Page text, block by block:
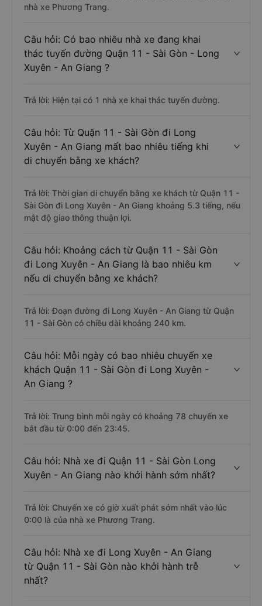
nhà xe Phương Trang.
Câu hỏi: Có bao nhiêu nhà xe đang khai
thác tuyến đường Quận 11 - Sài Gòn - Long
Xuyên - An Giang ?
Trả lời: Hiện tại có 1 nhà xe khai thác tuyến đường.
Câu hỏi: Từ Quận 11 - Sài Gòn đi Long
Xuyên - An Giang mất bao nhiêu tiếng khi
di chuyển bằng xe khách?
Trả lời: Thời gian di chuyển bằng xe khách từ Quận 11 -
Sài Gòn đi Long Xuyên - An Giang khoảng 5.3 tiếng, nếu
mật độ giao thông thuận lợi.
Câu hỏi: Khoảng cách từ Quận 11 - Sài Gòn
đi Long Xuyên - An Giang là bao nhiêu km
nếu di chuyển bằng xe khách?
Trả lời: Đoạn đường đi Long Xuyên - An Giang từ Quận
11 - Sài Gòn có chiều dài khoảng 240 km.
Câu hỏi: Mỗi ngày có bao nhiêu chuyến xe
khách Quận 11 - Sài Gòn đi Long Xuyên -
An Giang ?
Trả lời: Trung bình mỗi ngày có khoảng 78 chuyến xe
bắt đầu từ 0:00 đến 23:45.
Câu hỏi: Nhà xe đi Quận 11 - Sài Gòn Long
Xuyên - An Giang nào khởi hành sớm nhất?
Trả lời: Chuyến xe có giờ xuất phát sớm nhất vào lúc
0:00 là của nhà xe Phương Trang.
Câu hỏi: Nhà xe đi Long Xuyên - An Giang
từ Quận 11 - Sài Gòn nào khởi hành trễ
nhất?